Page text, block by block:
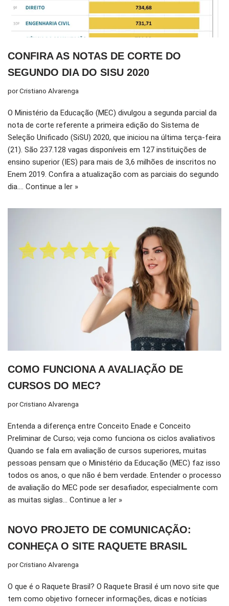
CONFIRA AS NOTAS DE CORTE DO
SEGUNDO DIA DO SISU 2020
porCristiano Alvarenga
O Ministério da Educação (MEC) divulgou a segunda parcial da
nota de corte referente a primeira edição do Sistema de
Seleção Unificado (SiSU) 2020, que iniciou na última terça-feira
(21). São 237.128 vagas disponíveis em 127 instituições de
ensino superior (IES) para mais de 3,6 milhões de inscritos no
Enem 2019. Confira a atualização com as parciais do segundo
dia.… Continue a ler »
COMO FUNCIONA A AVALIAÇÃO DE
CURSOS DO MEC?
porCristiano Alvarenga
Entenda a diferença entre Conceito Enade e Conceito
Preliminar de Curso; veja como funciona os ciclos avaliativos
Quando se fala em avaliação de cursos superiores, muitas
pessoas pensam que o Ministério da Educação (MEC) faz isso
todos os anos, o que não é bem verdade. Entender o processo
de avaliação do MEC pode ser desafiador, especialmente com
as muitas siglas… Continue a ler »
NOVO PROJETO DE COMUNICAÇÃO:
CONHEÇA O SITE RAQUETE BRASIL
porCristiano Alvarenga
O que é o Raquete Brasil? O Raquete Brasil é um novo site que
tem como objetivo fornecer informações, dicas e notícias